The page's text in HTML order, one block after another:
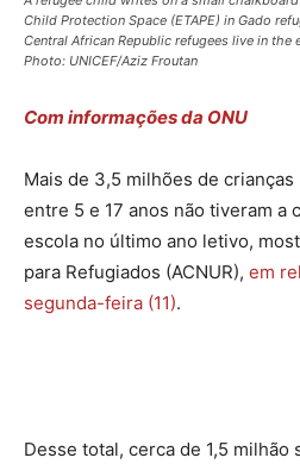
Child Protection Space (ETAPE) in Gado
Central African Republic refugees live in the
Photo: UNICEF/Aziz Froutan
Com informações da ONU
Mais de 3,5 milhões de
entre 5 e 17 anos não tiveram a
escola no último ano letivo,
para Refugiados (ACNUR), em
segunda-feira (11).
Desse total, cerca de 1,5 milhão